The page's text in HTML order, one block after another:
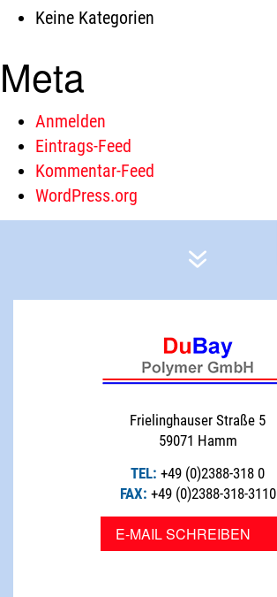
Keine Kategorien
Meta
Anmelden
Eintrags-Feed
Kommentar-Feed
WordPress.org
Frielinghauser Straße 5
59071 Hamm
TEL: +49 (0)2388-318 0
FAX: +49 (0)2388-318-3110
E-MAIL SCHREIBEN